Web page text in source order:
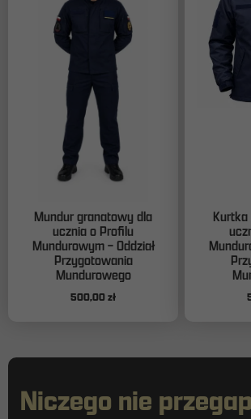
produktu
Mundur granatowy dla
ucznia o Profilu
Mundurowym – Oddział
Przygotowania
Mundurowego
500,00zł
Niczego nie